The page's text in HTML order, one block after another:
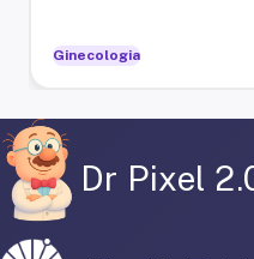
Ginecologia
Dr Pixel